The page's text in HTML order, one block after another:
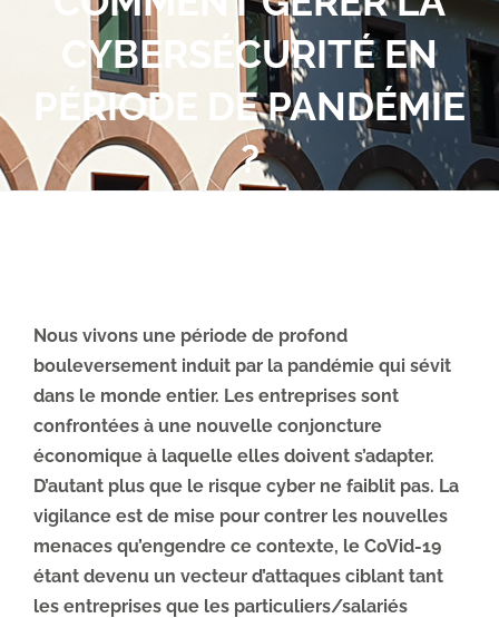
Obtenez un devis. Prenons RDV ?
Espace clientCYBERSÉCURITÉ EN
PÉRIODE DE PANDÉMIE
?
Nous vivons une période de profond
bouleversement induit par la pandémie qui sévit
dans le monde entier. Les entreprises sont
confrontées à une nouvelle conjoncture
économique à laquelle elles doivent s’adapter.
D’autant plus que le risque cyber ne faiblit pas. La
vigilance est de mise pour contrer les nouvelles
menaces qu’engendre ce contexte, le CoVid-19
étant devenu un vecteur d’attaques ciblant tant
les entreprises que les particuliers/salariés